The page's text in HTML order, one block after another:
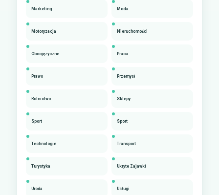
Marketing Moda
Motoryzacja Nieruchomości
Obcojęzyczne Praca
Prawo Przemysł
Rolnictwo Sklepy
Sport Sport
Technologie Transport
Turystyka Ukryte Zajawki
Uroda Usługi